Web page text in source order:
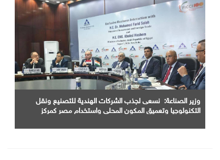
وزير الصناعة: نسعى لجذب الشركات الهندية للتصنيع ونقل
التكنولوجيا وتعميق المكون المحلي واستخدام مصر كمركز